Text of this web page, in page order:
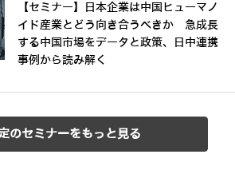
【セミナー】日本企業は中国ヒューマノ
イド産業とどう向き合うべきか 急成長
する中国市場をデータと政策、日中連携
事例から読み解く
のセミナーをもっと見る